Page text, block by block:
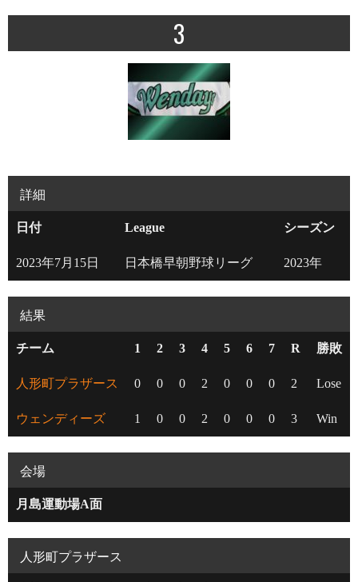
3
詳細
日付 League シーズン
2023年7月15日 日本橋早朝野球リーグ 2023年
結果
チーム 1 2 3 4 5 6 7 R 勝敗
人形町プラザース 0 0 0 2 0 0 0 2 Lose
ウェンディーズ 1 0 0 2 0 0 0 3 Win
会場
月島運動場A面
人形町プラザース